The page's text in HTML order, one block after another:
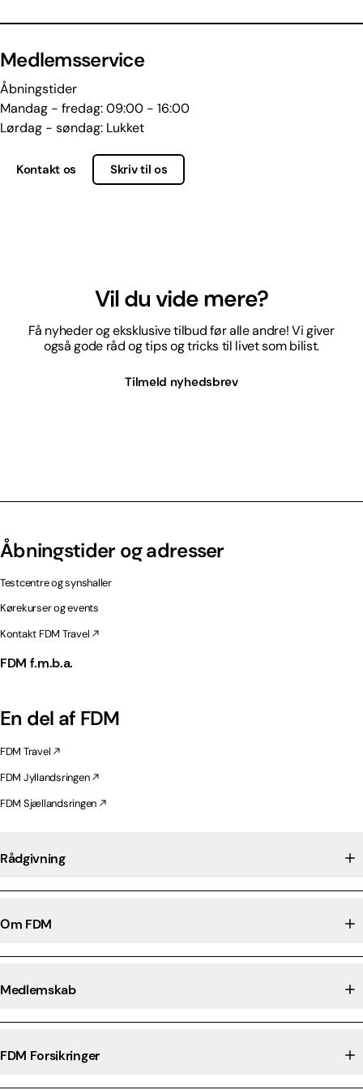
Medlemsservice
Åbningstider
Mandag - fredag: 09:00 - 16:00
Lørdag - søndag: Lukket
Kontakt os Skriv til os
Vil du vide mere?
Få nyheder og eksklusive tilbud før alle andre! Vi giver
også gode råd og tips og tricks til livet som bilist.
Tilmeld nyhedsbrev
Åbningstider og adresser
Testcentre og synshaller
Kørekurser og events
Kontakt FDM Travel
FDM f.m.b.a.
En del af FDM
FDM Travel
FDM Jyllandsringen
FDM Sjællandsringen
Rådgivning
Om FDM
Medlemskab
FDM Forsikringer